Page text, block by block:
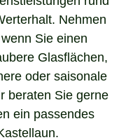
Nehmen
Sie einen
Glasflächen,
oder saisonale
beraten Sie gerne
ein passendes